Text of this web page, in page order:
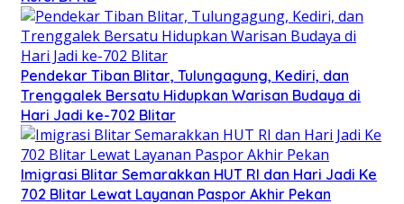
Pendekar Tiban Blitar, Tulungagung, Kediri, dan
Trenggalek Bersatu Hidupkan Warisan Budaya di
Hari Jadi ke-702 Blitar
Imigrasi Blitar Semarakkan HUT RI dan Hari Jadi Ke
702 Blitar Lewat Layanan Paspor Akhir Pekan